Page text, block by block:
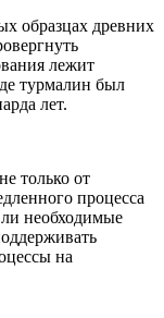
образцах древних
лежит
турмалин был
лет.
только от
процесса
необходимые
на